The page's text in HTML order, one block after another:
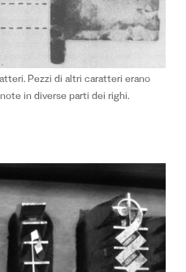
Pezzi di altri caratteri erano
in diverse parti dei righi.